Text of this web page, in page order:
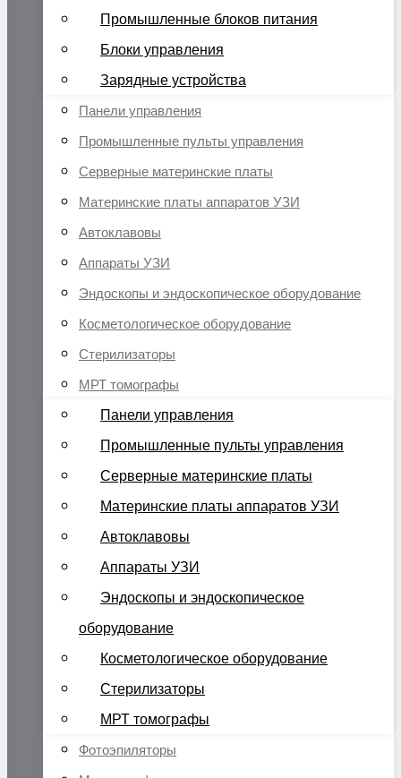
Промышленные блоков питания
Блоки управления
Зарядные устройства
Панели управления
Промышленные пульты управления
Серверные материнские платы
Материнские платы аппаратов УЗИ
Автоклавовы
Аппараты УЗИ
Эндоскопы и эндоскопическое оборудование
Косметологическое оборудование
Стерилизаторы
МРТ томографы
Панели управления
Промышленные пульты управления
Серверные материнские платы
Материнские платы аппаратов УЗИ
Автоклавовы
Аппараты УЗИ
Эндоскопы и эндоскопическое
оборудование
Косметологическое оборудование
Стерилизаторы
МРТ томографы
Фотоэпиляторы